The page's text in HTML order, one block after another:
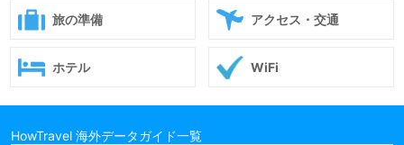
旅の準備 アクセス・交通
ホテル WiFi
HowTravel 海外データガイド一覧